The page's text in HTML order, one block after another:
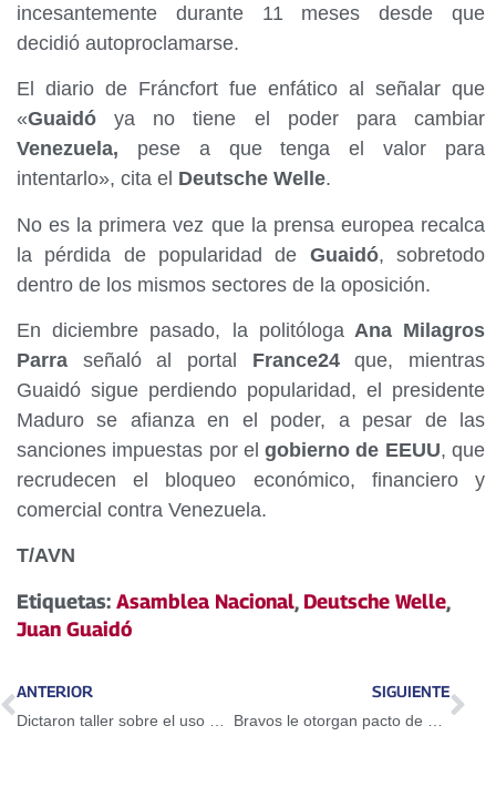
incesantemente durante 11 meses desde que
decidió autoproclamarse.
El diario de Fráncfort fue enfático al señalar que
«Guaidó ya no tiene el poder para cambiar
Venezuela, pese a que tenga el valor para
intentarlo», cita el Deutsche Welle.
No es la primera vez que la prensa europea recalca
la pérdida de popularidad de Guaidó, sobretodo
dentro de los mismos sectores de la oposición.
En diciembre pasado, la politólogaAna Milagros
Parra señaló al portal France24que, mientras
Guaidó sigue perdiendo popularidad, el presidente
Maduro se afianza en el poder, a pesar de las
sanciones impuestas por elgobierno de EEUU, que
recrudecen el bloqueo económico, financiero y
comercial contra Venezuela.
T/AVN
Etiquetas: Asamblea Nacional, Deutsche Welle,
Juan Guaidó
ANTERIOR SIGUIENTE